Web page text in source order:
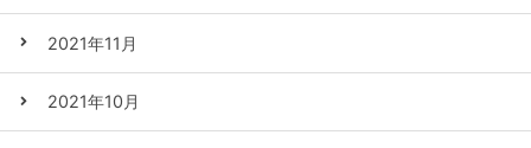
2021年11月
2021年10月